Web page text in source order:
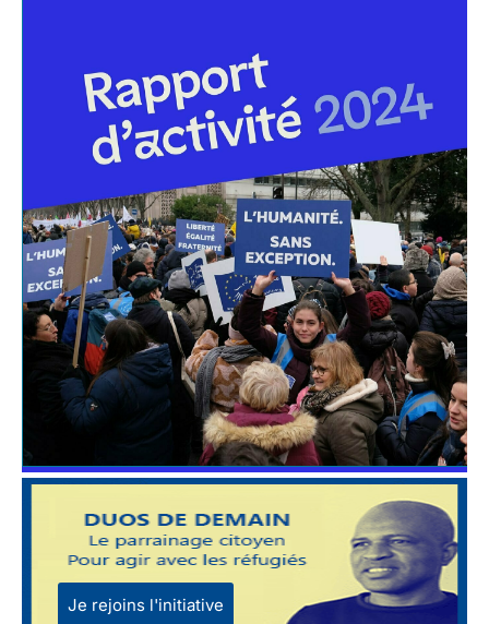
Je rejoins l'initiative